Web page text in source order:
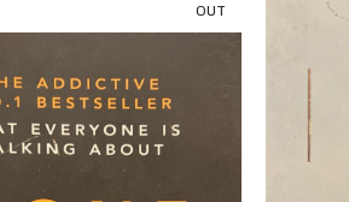
OUT